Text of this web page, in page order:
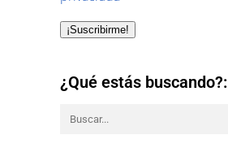
¡Suscribirme!
¿Qué estás buscando?: